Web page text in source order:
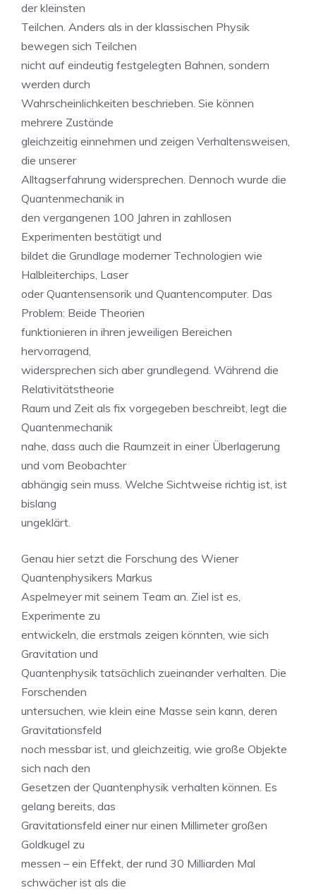
der kleinsten
Teilchen. Anders als in der klassischen Physik
bewegen sich Teilchen
nicht auf eindeutig festgelegten Bahnen, sondern
werden durch
Wahrscheinlichkeiten beschrieben. Sie können
mehrere Zustände
gleichzeitig einnehmen und zeigen Verhaltensweisen,
die unserer
Alltagserfahrung widersprechen. Dennoch wurde die
Quantenmechanik in
den vergangenen 100 Jahren in zahllosen
Experimenten bestätigt und
bildet die Grundlage moderner Technologien wie
Halbleiterchips, Laser
oder Quantensensorik und Quantencomputer. Das
Problem: Beide Theorien
funktionieren in ihren jeweiligen Bereichen
hervorragend,
widersprechen sich aber grundlegend. Während die
Relativitätstheorie
Raum und Zeit als fix vorgegeben beschreibt, legt die
Quantenmechanik
nahe, dass auch die Raumzeit in einer Überlagerung
und vom Beobachter
abhängig sein muss. Welche Sichtweise richtig ist, ist
bislang
ungeklärt.
Genau hier setzt die Forschung des Wiener
Quantenphysikers Markus
Aspelmeyer mit seinem Team an. Ziel ist es,
Experimente zu
entwickeln, die erstmals zeigen könnten, wie sich
Gravitation und
Quantenphysik tatsächlich zueinander verhalten. Die
Forschenden
untersuchen, wie klein eine Masse sein kann, deren
Gravitationsfeld
noch messbar ist, und gleichzeitig, wie große Objekte
sich nach den
Gesetzen der Quantenphysik verhalten können. Es
gelang bereits, das
Gravitationsfeld einer nur einen Millimeter großen
Goldkugel zu
messen – ein Effekt, der rund 30 Milliarden Mal
schwächer ist als die